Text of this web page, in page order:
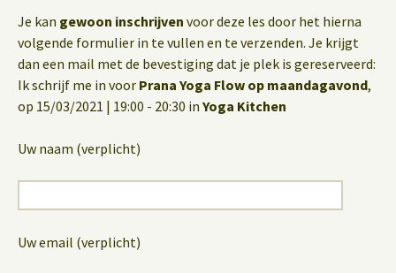
Je kan gewoon inschrijven voor deze les door het hierna
volgende formulier in te vullen en te verzenden. Je krijgt
dan een mail met de bevestiging dat je plek is gereserveerd:
Ik schrijf me in voor Prana Yoga Flow op maandagavond,
op 15/03/2021 | 19:00 - 20:30 in Yoga Kitchen
Uw naam (verplicht)
Uw email (verplicht)